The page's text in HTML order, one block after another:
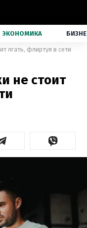
ЭКОНОМИКА
лгать, флиртуя в сети
не стоит